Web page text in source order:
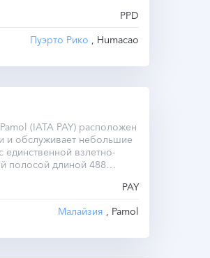
PPD
Пуэрто Рико , Humacao
(IATA PAY) расположен
и обслуживает небольшие
единственной взлетно-
полосой длиной 488
PAY
Малайзия , Pamol